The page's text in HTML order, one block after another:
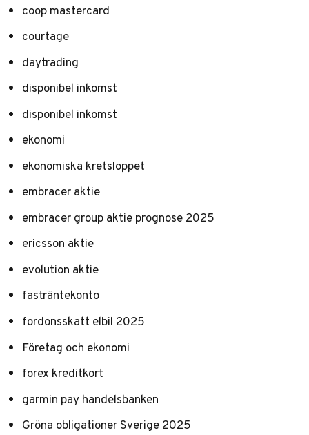
coop mastercard
courtage
daytrading
disponibel inkomst
disponibel inkomst
ekonomi
ekonomiska kretsloppet
embracer aktie
embracer group aktie prognose 2025
ericsson aktie
evolution aktie
fasträntekonto
fordonsskatt elbil 2025
Företag och ekonomi
forex kreditkort
garmin pay handelsbanken
Gröna obligationer Sverige 2025